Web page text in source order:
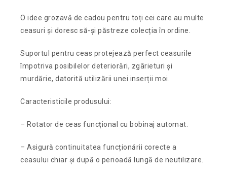
O idee grozavă de cadou pentru toți cei care au multe
ceasuri și doresc să-și păstreze colecția în ordine.
Suportul pentru ceas protejează perfect ceasurile
împotriva posibilelor deteriorări, zgârieturi și
murdărie, datorită utilizării unei inserții moi.
Caracteristicile produsului:
– Rotator de ceas funcțional cu bobinaj automat.
– Asigură continuitatea funcționării corecte a
ceasului chiar și după o perioadă lungă de neutilizare.